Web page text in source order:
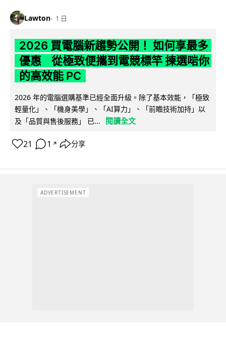
Lawton 1 日
2026 買電腦新趨勢公開！ 如何享最多
優惠 從極致便攜到電競標竿 揀選啱你
的高效能 PC
2026 年的電腦選購基準已經全面升級。除了基本效能，「極致
輕量化」、「機身美學」、「AI算力」、「前瞻技術加持」以
及「品質與售後服務」 已...
閱讀全文
21 1 ↗ 分享
ADVERTISEMENT